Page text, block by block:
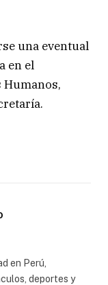
una eventual
en el
en Perú,
deportes y